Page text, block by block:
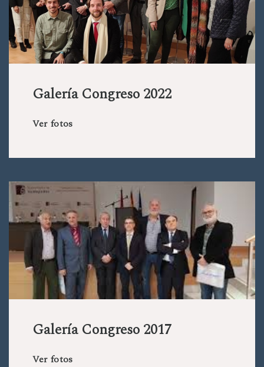
Galería Congreso 2022
Ver fotos
Galería Congreso 2017
Ver fotos